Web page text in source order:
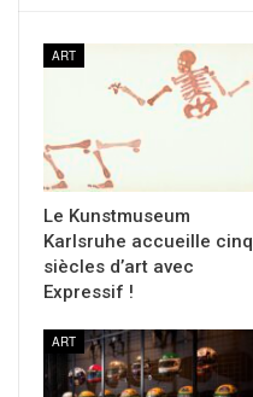
ART
Le Kunstmuseum
Karlsruhe accueille cinq
siècles d’art avec
Expressif !
ART